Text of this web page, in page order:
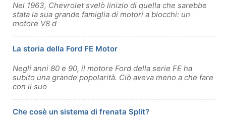
Nel 1963, Chevrolet svelò linizio di quella che sarebbe
stata la sua grande famiglia di motori a blocchi: un
motore V8 d
La storia della Ford FE Motor
Negli anni 80 e 90, il motore Ford della serie FE ha
subito una grande popolarità. Ciò aveva meno a che fare
con il suo
Che cosè un sistema di frenata Split?